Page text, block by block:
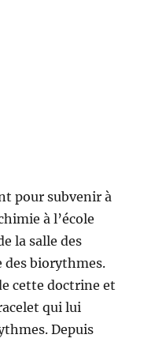
pour subvenir à
à l’école
la salle des
des biorythmes.
cette doctrine et
qui lui
Depuis